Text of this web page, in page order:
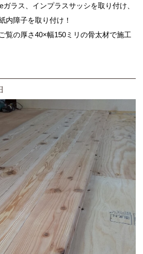
ラス、インプラスサッシを取り付け、
内障子を取り付け！
覧の厚さ40×幅150ミリの骨太材で施工